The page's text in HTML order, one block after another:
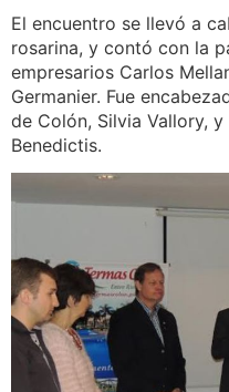
El encuentro se llevó a
rosarina, y contó con la
empresarios Carlos
Germanier. Fue
de Colón, Silvia Vallory,
Benedictis.